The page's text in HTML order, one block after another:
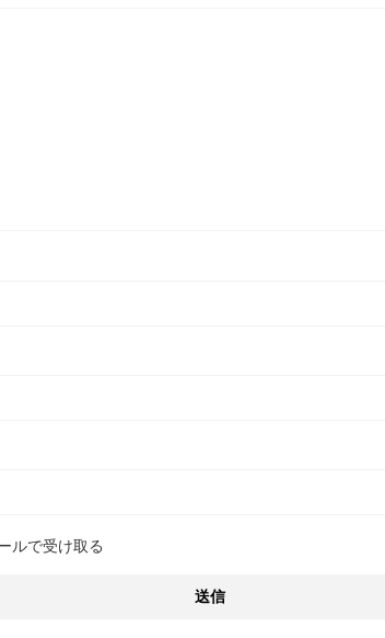
ルで受け取る